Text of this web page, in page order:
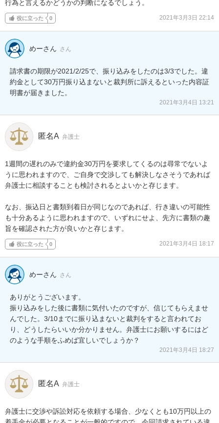
行為と言えるかどうかの判断になるでしょう。
役に立った 0 2021年3月3日 22:14
めーさん さん
請求書の期限が2021/2/25で、振り込みをしたのは3/3でした。違
約金として30万円振り込まないと裁判所に訴えるといった内容証
明書が届きました。
2021年3月4日 13:21
匿名A 弁護士
1週間の遅れのみで違約金30万円を要求してくるのは尋常でないよ
うに思われますので、ご自身で交渉しても解決しなさそうであれば
弁護士に相談することも検討されるとよいかと存じます。
なお、振込日と書類到着日が同じなのであれば、行き違いの可能性
も十分あるように思われますので、いずれにせよ、先方に書類の趣
旨を確認された方が良いかと存じます。
役に立った 0 2021年3月4日 18:17
めーさん さん
ありがとうございます。
振り込みをした後に書類に気付いたのですが、信じてもらえませ
んでした。3/10までに振り込まないと裁判をすると言われてお
り、どうしたらいいか分かりません。弁護士にお願いするにはど
のような手順をふめば宜しいでしょうか？
2021年3月4日 18:27
匿名A 弁護士
弁護士に交渉や訴訟対応を依頼する場合、少なくとも10万円以上の